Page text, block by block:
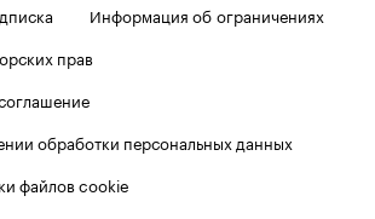
Информация об ограничениях
прав
обработки персональных данных
файлов cookie